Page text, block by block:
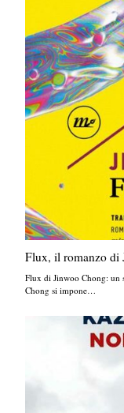
Flux, il romanzo di
Flux di Jinwoo Chong: un
Chong si impone…